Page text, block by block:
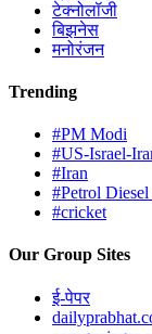
टेक्नोलॉजी
बिझनेस
मनोरंजन
Trending
#PM Modi
#US-Israel-
#Iran
#Petrol
#cricket
Our Group Sites
ई-पेपर